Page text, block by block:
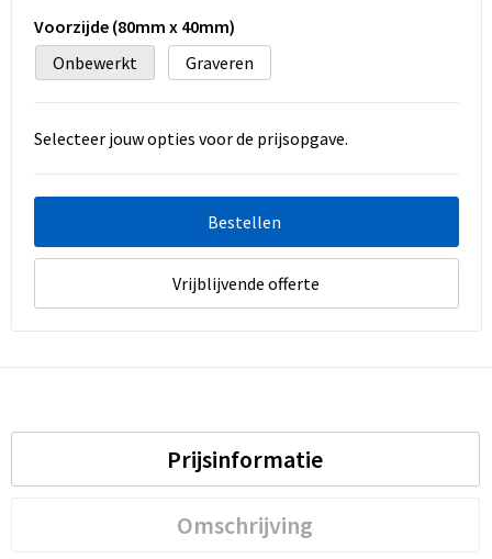
Voorzijde (80mm x 40mm)
Onbewerkt
Graveren
Selecteer jouw opties voor de prijsopgave.
Bestellen
Vrijblijvende offerte
Prijsinformatie
Omschrijving